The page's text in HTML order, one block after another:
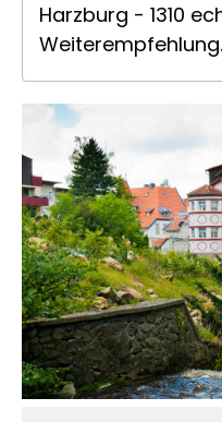
Harzburg - 1310
Weiterempfehlung.